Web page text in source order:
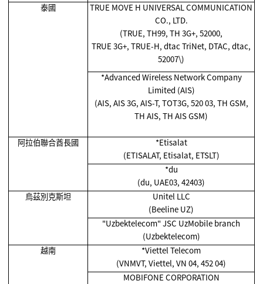
泰國
TRUE MOVE H UNIVERSAL COMMUNICATION
CO., LTD.
(TRUE, TH99, TH 3G+, 52000,
TRUE 3G+, TRUE-H, dtac TriNet, DTAC, dtac,
52007\)
*Advanced Wireless Network Company
Limited (AIS)
(AIS, AIS 3G, AIS-T, TOT3G, 520 03, TH GSM,
TH AIS, TH AIS GSM)
阿拉伯聯合酋長國
*Etisalat
(ETISALAT, Etisalat, ETSLT)
*du
(du, UAE03, 42403)
烏茲別克斯坦
Unitel LLC
(Beeline UZ)
"Uzbektelecom" JSC UzMobile branch
(Uzbektelecom)
越南
*Viettel Telecom
(VNMVT, Viettel, VN 04, 452 04)
MOBIFONE CORPORATION